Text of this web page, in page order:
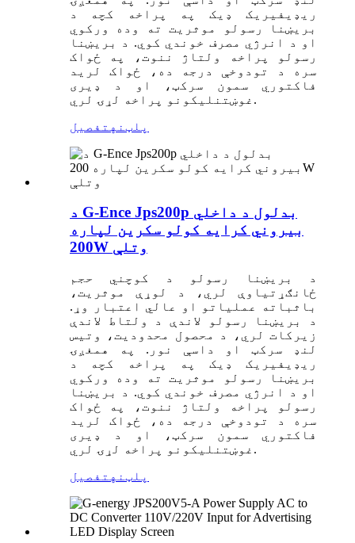
ریډیفیریک ډیک په پراخه کچه د
بریښنا رسولو موثریت ته وده ورکوي
او د انرژي مصرف خوندي کوي. د بریښنا
رسولو پراخه ولتاژ ننوت، په ځواک
سره د تودوخې درجه ده، ځواک لري د
فاکتوري سمون سرکټ، او د ډیری
غوښتنلیکونو پراخه لړۍ لري.
پلټنه تفصیل
د G-Ence Jps200p بدلول د داخلي
بیروني کرایه کولو سکرین لپاره
200W وتلې
د بریښنا رسولو د کوچني حجم
ځانګړتیاوې لري، د لوړې موثریت،
باثباته عملیاتو او عالي اعتبار وړ.
د بریښنا رسولو لاندې د ولتاط لاندې
زیرکات لري، د محصول محدودیت، وتیس
لنډ سرکټ او داسې نور. په همغږۍ
ریډیفیریک ډیک په پراخه کچه د
بریښنا رسولو موثریت ته وده ورکوي
او د انرژي مصرف خوندي کوي. د بریښنا
رسولو پراخه ولتاژ ننوت، په ځواک
سره د تودوخې درجه ده، ځواک لري د
فاکتوري سمون سرکټ، او د ډیری
غوښتنلیکونو پراخه لړۍ لري.
پلټنه تفصیل